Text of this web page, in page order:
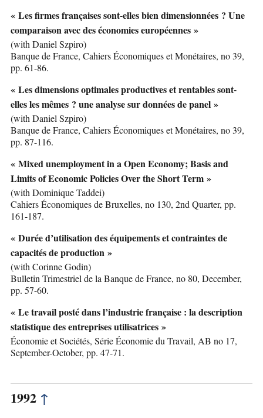
« Les firmes françaises sont-elles bien dimensionnées ? Une
comparaison avec des économies européennes »
(with Daniel Szpiro)
Banque de France, Cahiers Économiques et Monétaires, no 39,
pp. 61-86.
« Les dimensions optimales productives et rentables sont-
elles les mêmes ? une analyse sur données de panel »
(with Daniel Szpiro)
Banque de France, Cahiers Économiques et Monétaires, no 39,
pp. 87-116.
« Mixed unemployment in a Open Economy; Basis and
Limits of Economic Policies Over the Short Term »
(with Dominique Taddei)
Cahiers Économiques de Bruxelles, no 130, 2nd Quarter, pp.
161-187.
« Durée d’utilisation des équipements et contraintes de
capacités de production »
(with Corinne Godin)
Bulletin Trimestriel de la Banque de France, no 80, December,
pp. 57-60.
« Le travail posté dans l’industrie française : la description
statistique des entreprises utilisatrices »
Économie et Sociétés, Série Économie du Travail, AB no 17,
September-October, pp. 47-71.
1992 ↑